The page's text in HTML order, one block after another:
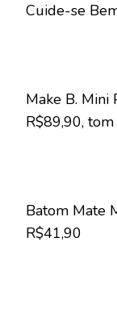
Cuide-se
Make B. Mini
R$89,90,
Batom Mate
R$41,90